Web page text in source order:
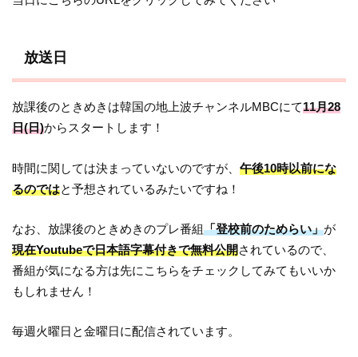
放送日
放課後のときめきは韓国の地上波チャンネルMBCにて11月28
日(日)からスタートします！
時間に関しては決まっていないのですが、午後10時以前にな
るのではと予想されているみたいですね！
なお、放課後のときめきのプレ番組「登校前のためらい」が
現在Youtubeで日本語字幕付きで無料公開されているので、
番組が気になる方は先にこちらをチェックしてみてもいいか
もしれません！
毎週火曜日と金曜日に配信されています。